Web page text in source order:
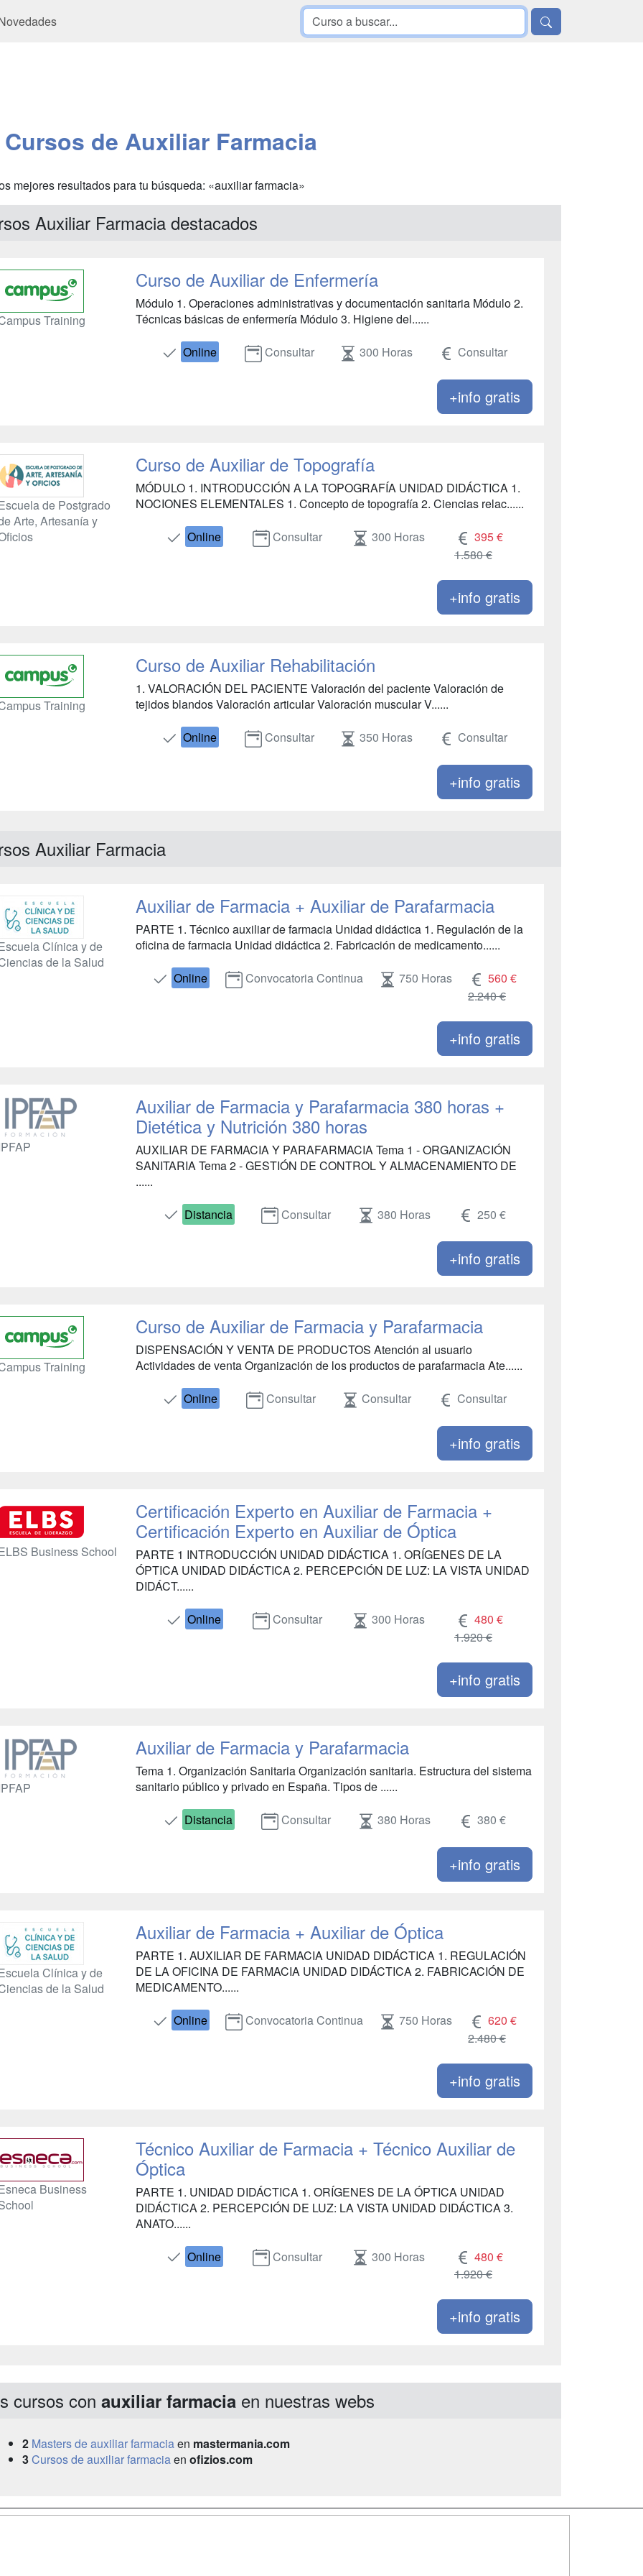
Cursos de Auxiliar Farmacia
mejores resultados para tu búsqueda: «auxiliar farmacia»
Auxiliar Farmacia destacados
Training
Curso de Auxiliar de Enfermería
Módulo 1. Operaciones administrativas y documentación sanitaria Módulo 2.
Técnicas básicas de enfermería Módulo 3. Higiene del......
Online
Consultar 300 Horas Consultar
+info gratis
de Postgrado
Arte, Artesanía y
Curso de Auxiliar de Topografía
MÓDULO 1. INTRODUCCIÓN A LA TOPOGRAFÍA UNIDAD DIDÁCTICA 1.
NOCIONES ELEMENTALES 1. Concepto de topografía 2. Ciencias relac......
Online
Consultar 300 Horas
395 €
1.580 €
+info gratis
Training
Curso de Auxiliar Rehabilitación
1. VALORACIÓN DEL PACIENTE Valoración del paciente Valoración de
tejidos blandos Valoración articular Valoración muscular V......
Online
Consultar 350 Horas Consultar
+info gratis
Auxiliar Farmacia
Clínica y de
de la Salud
Auxiliar de Farmacia + Auxiliar de Parafarmacia
PARTE 1. Técnico auxiliar de farmacia Unidad didáctica 1. Regulación de la
oficina de farmacia Unidad didáctica 2. Fabricación de medicamento......
Online
Convocatoria Continua 750 Horas
560 €
2.240 €
+info gratis
Auxiliar de Farmacia y Parafarmacia 380 horas +
Dietética y Nutrición 380 horas
AUXILIAR DE ​FARMACIA Y PARAFARMACIA Tema 1 - ORGANIZACIÓN
SANITARIA Tema 2 - GESTIÓN DE CONTROL Y ALMACENAMIENTO DE
......
Distancia
Consultar 380 Horas 250 €
+info gratis
Training
Curso de Auxiliar de Farmacia y Parafarmacia
DISPENSACIÓN Y VENTA DE PRODUCTOS Atención al usuario
Actividades de venta Organización de los productos de parafarmacia Ate......
Online
Consultar Consultar Consultar
+info gratis
Business School
Certificación Experto en Auxiliar de Farmacia +
Certificación Experto en Auxiliar de Óptica
PARTE 1 INTRODUCCIÓN UNIDAD DIDÁCTICA 1. ORÍGENES DE LA
ÓPTICA UNIDAD DIDÁCTICA 2. PERCEPCIÓN DE LUZ: LA VISTA UNIDAD
DIDÁCT......
Online
Consultar 300 Horas
480 €
1.920 €
+info gratis
Auxiliar de Farmacia y Parafarmacia
Tema 1. Organización Sanitaria Organización sanitaria. Estructura del sistema
sanitario público y privado en España. Tipos de ......
Distancia
Consultar 380 Horas 380 €
+info gratis
Clínica y de
de la Salud
Auxiliar de Farmacia + Auxiliar de Óptica
PARTE 1. AUXILIAR DE FARMACIA UNIDAD DIDÁCTICA 1. REGULACIÓN
DE LA OFICINA DE FARMACIA UNIDAD DIDÁCTICA 2. FABRICACIÓN DE
MEDICAMENTO......
Online
Convocatoria Continua 750 Horas
620 €
2.480 €
+info gratis
Business
Técnico Auxiliar de Farmacia + Técnico Auxiliar de
Óptica
PARTE 1. UNIDAD DIDÁCTICA 1. ORÍGENES DE LA ÓPTICA UNIDAD
DIDÁCTICA 2. PERCEPCIÓN DE LUZ: LA VISTA UNIDAD DIDÁCTICA 3.
ANATO......
Online
Consultar 300 Horas
480 €
1.920 €
+info gratis
cursos con auxiliar farmacia en nuestras webs
2 Masters de auxiliar farmaciaen mastermania.com
3Cursos de auxiliar farmaciaen ofizios.com